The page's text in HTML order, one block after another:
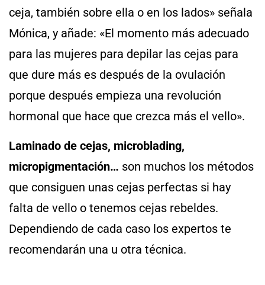
ceja, también sobre ella o en los lados» señala
Mónica, y añade: «El momento más adecuado
para las mujeres para depilar las cejas para
que dure más es después de la ovulación
porque después empieza una revolución
hormonal que hace que crezca más el vello».
Laminado de cejas, microblading,
micropigmentación… son muchos los métodos
que consiguen unas cejas perfectas si hay
falta de vello o tenemos cejas rebeldes.
Dependiendo de cada caso los expertos te
recomendarán una u otra técnica.